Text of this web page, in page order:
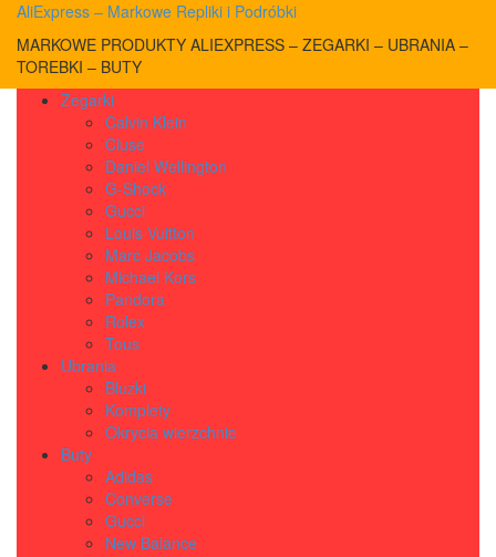
AliExpress – Markowe Repliki i Podróbki
MARKOWE PRODUKTY ALIEXPRESS – ZEGARKI – UBRANIA –
TOREBKI – BUTY
Zegarki
Calvin Klein
Cluse
Daniel Wellington
G-Shock
Gucci
Louis Vuitton
Marc Jacobs
Michael Kors
Pandora
Rolex
Tous
Ubrania
Bluzki
Komplety
Okrycia wierzchnie
Buty
Adidas
Converse
Gucci
New Balance